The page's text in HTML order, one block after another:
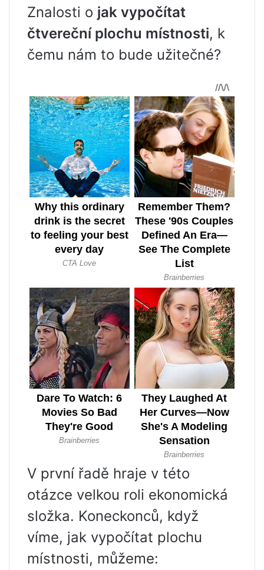
Znalosti o jak vypočítat
čtvereční plochu místnosti, k
čemu nám to bude užitečné?
V první řadě hraje v této
otázce velkou roli ekonomická
složka. Koneckonců, když
víme, jak vypočítat plochu
místnosti, můžeme: